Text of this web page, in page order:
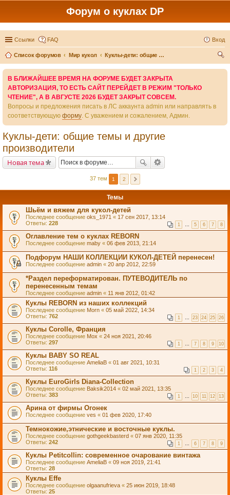
Форум о куклах DP
Ссылки FAQ Вход
Список форумов Мир кукол
Куклы-дети: общие темы и другие производители
В БЛИЖАЙШЕЕ ВРЕМЯ НА ФОРУМЕ БУДЕТ ЗАКРЫТА
АВТОРИЗАЦИЯ, ТО ЕСТЬ САЙТ ПЕРЕЙДЕТ В РЕЖИМ "ТОЛЬКО
ЧТЕНИЕ", А В АВГУСТЕ 2026 БУДЕТ ЗАКРЫТ СОВСЕМ.
Вопросы и предложения писать в ЛС аккаунта admin или направлять в
соответствующую форму. С уважением и сожалением, Админ.
Куклы-дети: общие темы и другие
производители
Новая тема
37 тем 1 2
Темы
Шьём и вяжем для кукол-детей
Последнее сообщение oks_1971 « 17 сен 2017, 13:14
Ответы: 228 1 … 5 6 7 8
Оглавление тем о куклах REBORN
Последнее сообщение maby « 06 фев 2013, 21:14
Подфорум НАШИ КОЛЛЕКЦИИ КУКОЛ-ДЕТЕЙ перенесен!
Последнее сообщение admin « 20 апр 2012, 22:59
*Раздел переформатирован. ПУТЕВОДИТЕЛЬ по
перенесенным темам
Последнее сообщение admin « 11 янв 2012, 01:42
Куклы REBORN из наших коллекций
Последнее сообщение Morn « 05 май 2022, 14:34
Ответы: 762 1 … 23 24 25 26
Куклы Corolle, Франция
Последнее сообщение Mox « 24 ноя 2021, 20:46
Ответы: 297 1 … 7 8 9 10
Куклы BABY SO REAL
Последнее сообщение AmeliaB « 01 авг 2021, 10:31
Ответы: 116 1 2 3 4
Куклы EuroGirls Diana-Collection
Последнее сообщение Baksik2014 « 02 май 2021, 13:35
Ответы: 383 1 … 10 11 12 13
Арина от фирмы Огонек
Последнее сообщение ves « 01 фев 2020, 17:40
Темнокожие,этнические и восточные куклы.
Последнее сообщение gothgeekbasterd « 07 янв 2020, 11:35
Ответы: 242 1 … 6 7 8 9
Куклы Petitcollin: современное очарование винтажа
Последнее сообщение AmeliaB « 09 ноя 2019, 21:41
Ответы: 28
Куклы Effe
Последнее сообщение olgaanufrieva « 25 июн 2019, 18:48
Ответы: 25